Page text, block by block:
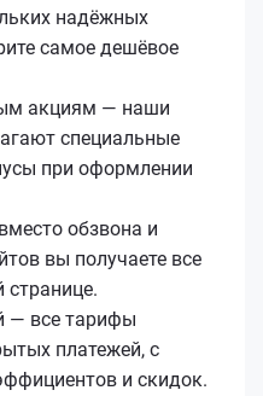
надёжных
самое дешёвое
акциям — наши
специальные
при оформлении
обзвона и
вы получаете все
странице.
— все тарифы
платежей, с
и скидок.